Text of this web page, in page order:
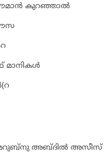
കുറഞ്ഞാല്‍
മാനികള്‍
അബ്ദില്‍ അസീസ്‌